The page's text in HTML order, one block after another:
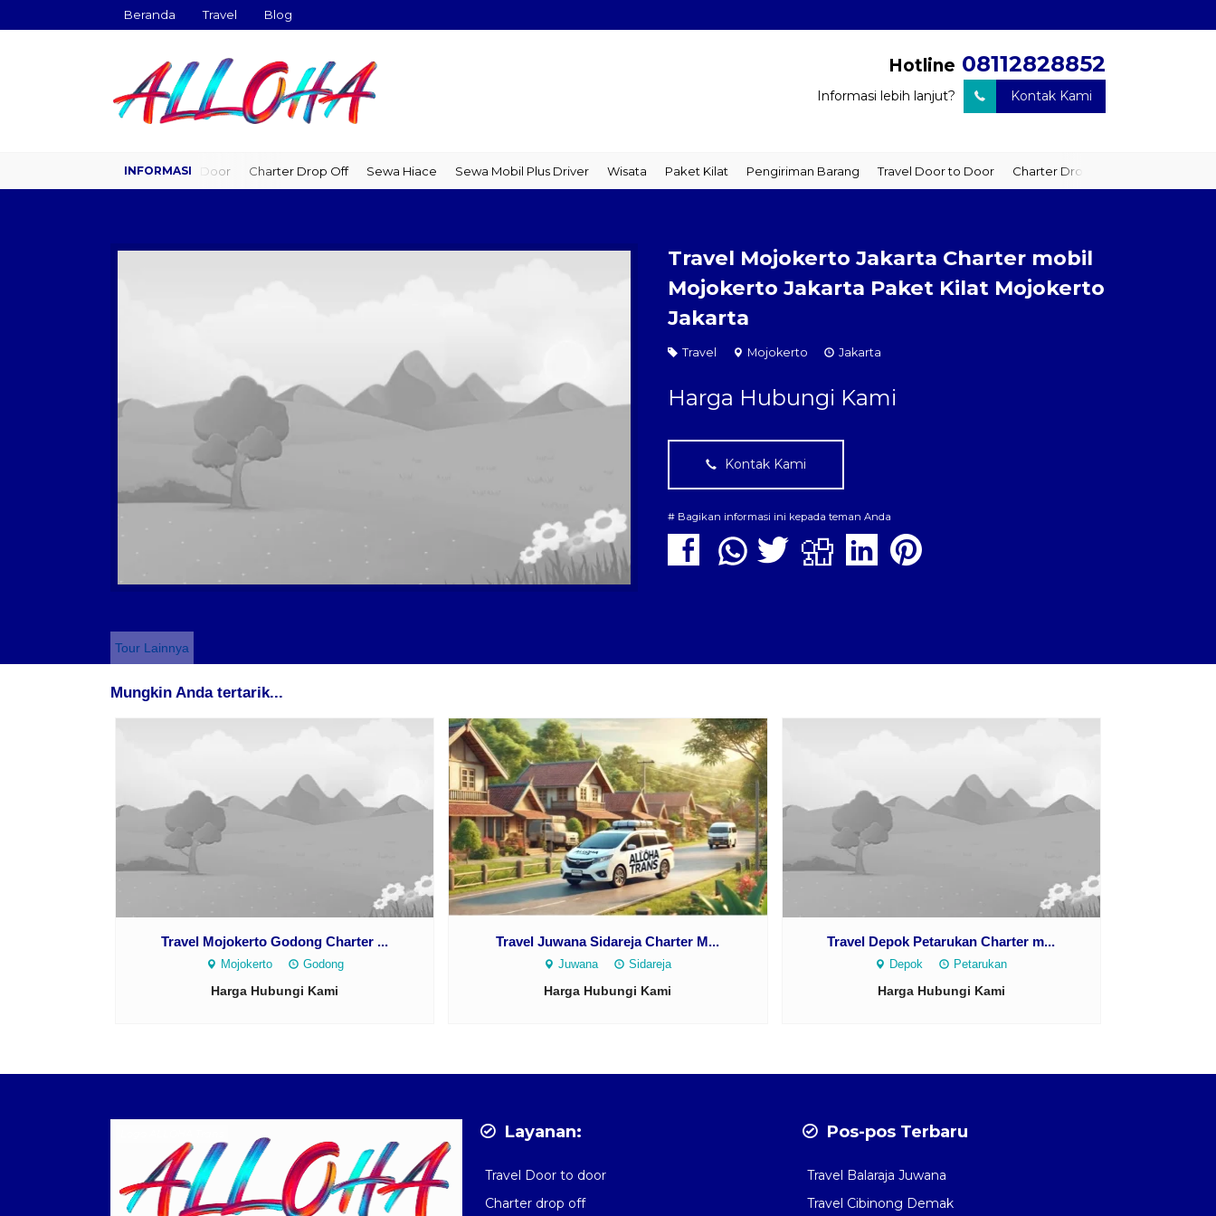
Beranda Travel Blog
Hotline 08112828852
Informasi lebih lanjut? Kontak Kami
Travel Door to Door Charter Drop Off Sewa Hiace Sewa Mobil Plus Driver Wisata Paket Kilat Pengiriman Barang Travel Door to Door Charter Drop Off
Travel Mojokerto Jakarta Charter mobil
Mojokerto Jakarta Paket Kilat Mojokerto
Jakarta
Travel Mojokerto Jakarta
Harga Hubungi Kami
Kontak Kami
# Bagikan informasi ini kepada teman Anda
Tour Lainnya
Mungkin Anda tertarik...
Travel Mojokerto Godong Charter ...
Mojokerto Godong
Harga Hubungi Kami
Travel Juwana Sidareja Charter M...
Juwana Sidareja
Harga Hubungi Kami
Travel Depok Petarukan Charter m...
Depok Petarukan
Harga Hubungi Kami
Layanan:
Travel Door to door
Charter drop off
Pos-pos Terbaru
Travel Balaraja Juwana
Travel Cibinong Demak